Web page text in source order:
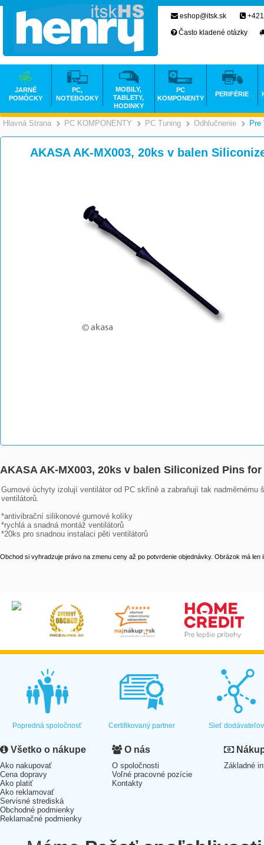
Hlavná Strana >
PC KOMPONENTY >
PC Tuning >
Odhlučnenie Pre
AKASA AK-MX003, 20ks v balen
AKASA AK-MX003, 20ks v balen Siliconized Pins
Gumové úchyty izolují ventilátor od PC skříně a zabraňují tak
ventilátorů.
*antivibrační silikonové gumové kolíky
*rychlá a snadná montáž ventilátorů
*20ks pro snadnou instalaci pěti ventilátorů
Obchod si vyhradzuje právo na zmenu ceny až po potvrdenie objednávky. Obrázok má len
eshop@itsk.sk
Často kladené otázky
JARNÉ
POMÔCKY
PC,
NOTEBOOKY
MOBILY,
TABLETY,
HODINKY
PC
KOMPONENTY
PERIFÉRIE
Popredná spoločnosť Certifikovaný partner Sieť dodávateľov
Všetko o nákupe
Ako nakupovať
Cena dopravy
Ako platiť
Ako reklamovať
Servisné strediská
Obchodné podmienky
Reklamačné podmienky
O nás
O spoločnosti
Voľné pracovné pozície
Kontakty
Základné